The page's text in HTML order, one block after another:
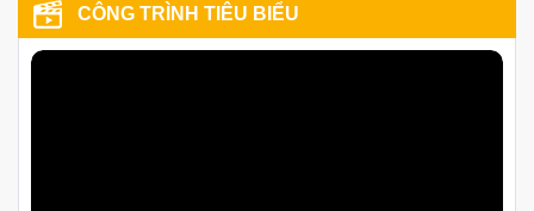
CÔNG TRÌNH TIÊU BIỂU